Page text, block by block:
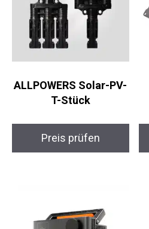
ALLPOWERS Solar-PV-
T-Stück
Preis prüfen